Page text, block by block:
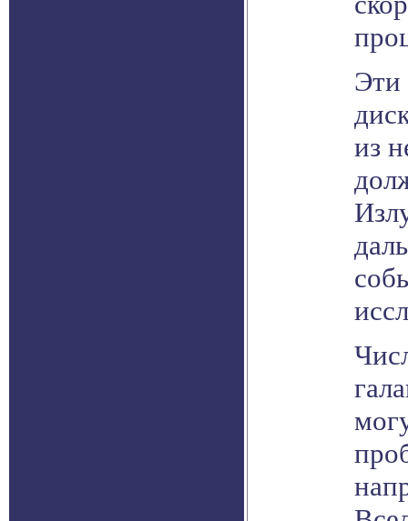
Эти
из